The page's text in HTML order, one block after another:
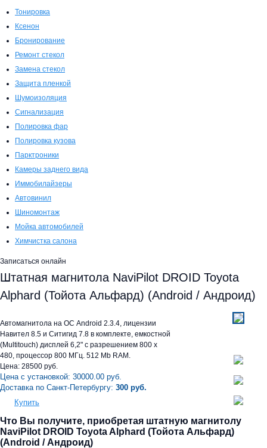
Тонировка
Ксенон
Бронирование
Ремонт стекол
Замена стекол
Защита пленкой
Шумоизоляция
Сигнализация
Полировка фар
Полировка кузова
Парктроники
Камеры заднего вида
Иммобилайзеры
Автовинил
Шиномонтаж
Мойка автомобилей
Химчистка салона
Записаться онлайн
Штатная магнитола NaviPilot DROID Toyota
Alphard (Тойота Альфард) (Android / Андроид)
Автомагнитола на ОС Android 2.3.4, лицензии
Навител 8.5 и Ситигид 7.8 в комплекте, емкостной
(Multitouch) дисплей 6,2" c разрешением 800 x
480, процессор 800 МГц. 512 Mb RAM.
Цена: 28500 руб.
Цена с установкой: 30000.00 руб.
Доставка по Санкт-Петербургу: 300 руб.
Купить
Что Вы получите, приобретая штатную магнитолу
NaviPilot DROID Toyota Alphard (Тойота Альфард)
(Android / Андроид)